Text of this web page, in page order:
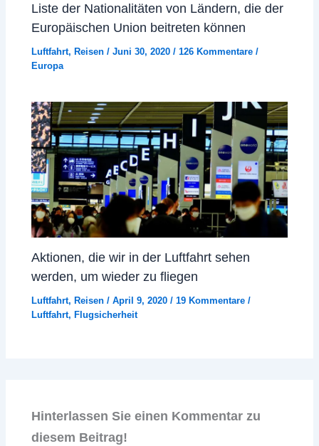
Liste der Nationalitäten von Ländern, die der
Europäischen Union beitreten können
Luftfahrt, Reisen /Juni 30, 2020/126 Kommentare /
Europa
Aktionen, die wir in der Luftfahrt sehen
werden, um wieder zu fliegen
Luftfahrt, Reisen /April 9, 2020/19 Kommentare /
Luftfahrt, Flugsicherheit
Hinterlassen Sie einen Kommentar zu
diesem Beitrag!